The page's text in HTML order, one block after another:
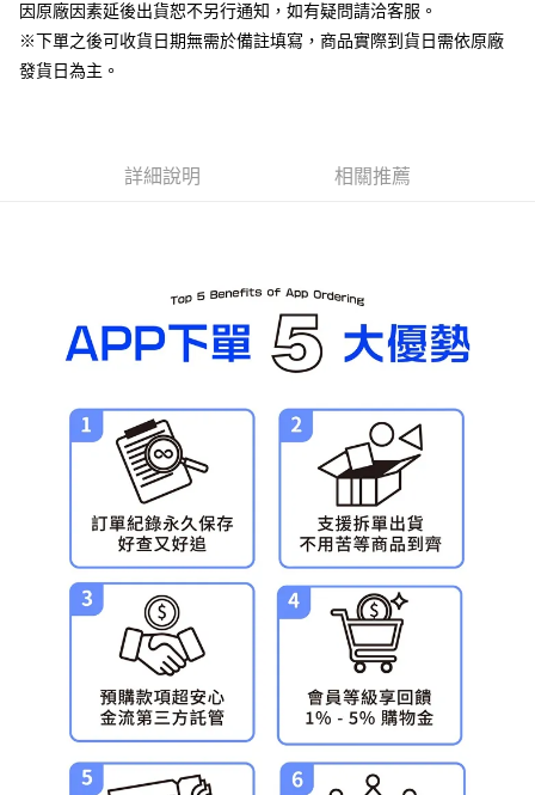
每筆NT$120，滿NT$3,000(含以上)免運費
因原廠因素延後出貨恕不另行通知，如有疑問請洽客服。
※下單之後可收貨日期無需於備註填寫，商品實際到貨日需依原廠
發貨日為主。
詳細說明 相關推薦